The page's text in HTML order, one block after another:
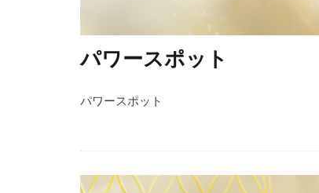
パワースポット
パワースポット